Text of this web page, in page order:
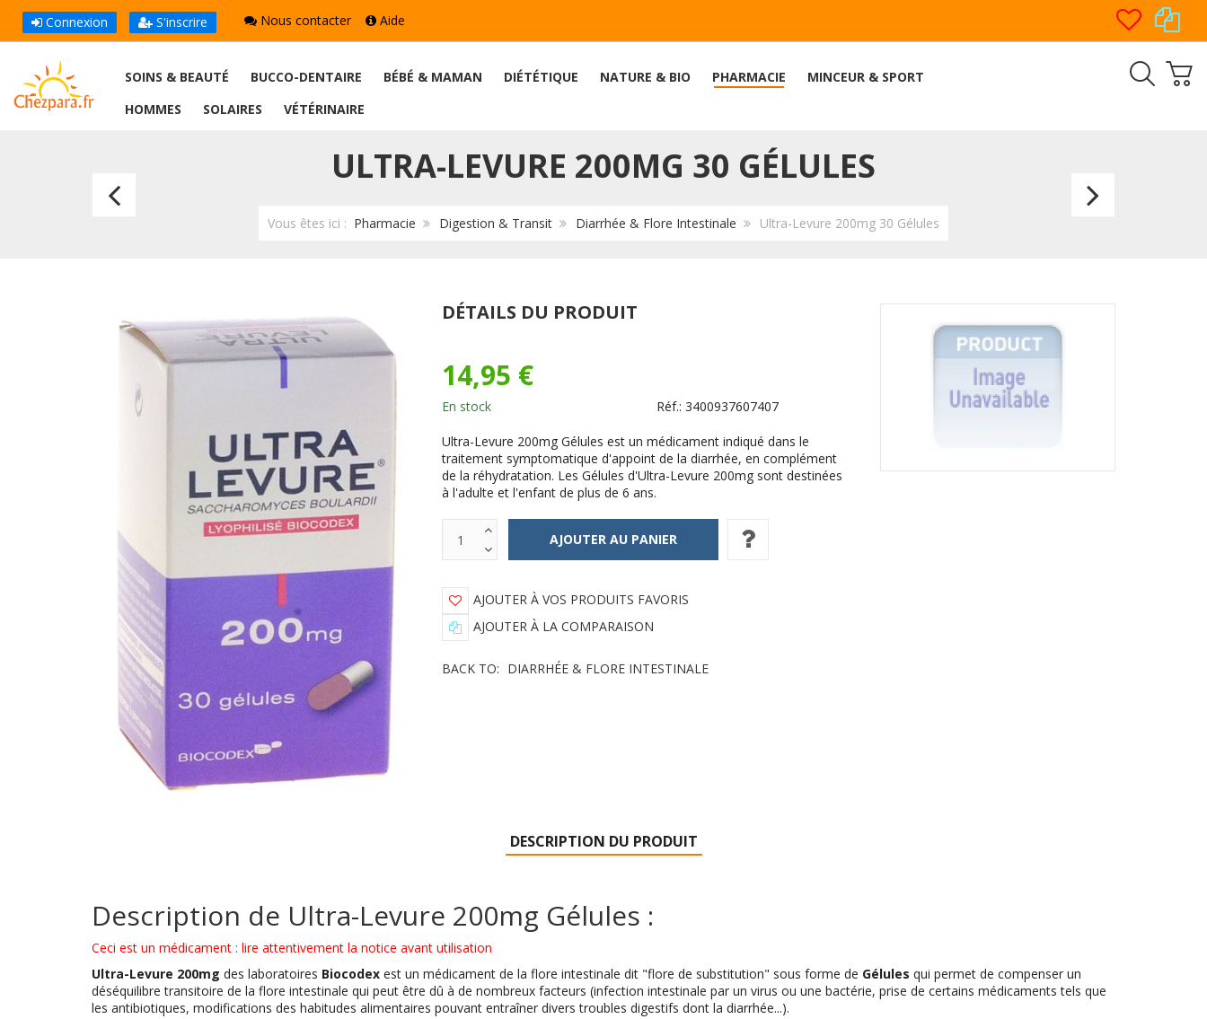
Connexion S'inscrire Nous contacter Aide
SOINS & BEAUTÉ BUCCO-DENTAIRE BÉBÉ & MAMAN DIÉTÉTIQUE NATURE & BIO PHARMACIE
MINCEUR & SPORT
HOMMES
SOLAIRES VÉTÉRINAIRE
ULTRA-LEVURE 200MG 30 GÉLULES
Vous êtes ici : Pharmacie Digestion & Transit Diarrhée & Flore Intestinale Ultra-Levure 200mg 30 Gélules
Ultra-
10
Gélules
Ultra-
50
DÉTAILS DU PRODUIT
14,95 €
En stock Réf.: 3400937607407
Ultra-Levure 200mg Gélules est un médicament indiqué dans le
traitement symptomatique d'appoint de la diarrhée, en complément
de la réhydratation. Les Gélules d'Ultra-Levure 200mg sont destinées
à l'adulte et l'enfant de plus de 6 ans.
AJOUTER À VOS PRODUITS FAVORIS
AJOUTER À LA COMPARAISON
BACK TO: DIARRHÉE & FLORE INTESTINALE
DESCRIPTION DU PRODUIT
Description de Ultra-Levure 200mg Gélules :
Ceci est un médicament : lire attentivement la notice avant utilisation
Ultra-Levure 200mg des laboratoires Biocodex est un médicament de la flore intestinale dit "flore de substitution" sous forme de Gélules qui permet de compenser un
déséquilibre transitoire de la flore intestinale qui peut être dû à de nombreux facteurs (infection intestinale par un virus ou une bactérie, prise de certains médicaments tels que
les antibiotiques, modifications des habitudes alimentaires pouvant entraîner divers troubles digestifs dont la diarrhée...).